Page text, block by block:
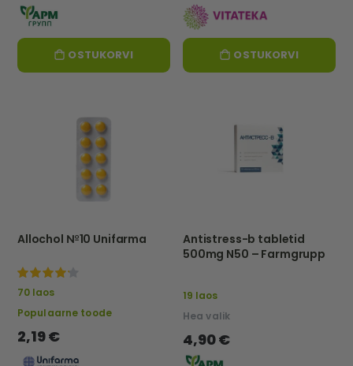
OSTUKORVI OSTUKORVI
Allochol №10 Unifarma
100%
70 laos
Populaarne toode
2,19 €
Antistress-b tabletid
500mg N50 – Farmgrupp
19 laos
Hea valik
4,90 €